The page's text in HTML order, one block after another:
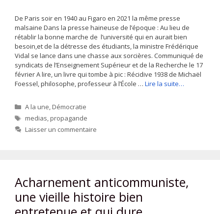
De Paris soir en 1940 au Figaro en 2021 la même presse
malsaine Dans la presse haineuse de l’époque : Au lieu de
rétablir la bonne marche de l’université qui en aurait bien
besoin,et de la détresse des étudiants, la ministre Frédérique
Vidal se lance dans une chasse aux sorcières. Communiqué de
syndicats de l’Enseignement Supérieur et de la Recherche le 17
février A lire, un livre qui tombe à pic : Récidive 1938 de Michaël
Foessel, philosophe, professeur à l’École … Lire la suite…
Catégories
A la une Démocratie
Étiquettes
medias propagande
Laisser un commentaire
Acharnement anticommuniste,
une vieille histoire bien